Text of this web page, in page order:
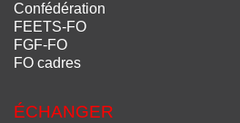
Confédération
FEETS-FO
FGF-FO
FO cadres
ÉCHANGER